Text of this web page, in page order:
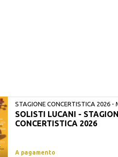
STAGIONE CONCERTISTICA 2026 -
LUCANI
SOLISTI LUCANI -
CONCERTISTICA 2026
A pagamento